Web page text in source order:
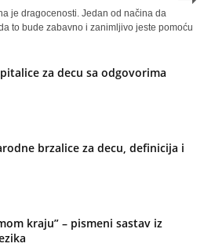
je dragocenosti. Jedan od načina da
to bude zabavno i zanimljivo jeste pomoću
za decu sa odgovorima
brzalice za decu, definicija i
kraju” – pismeni sastav iz